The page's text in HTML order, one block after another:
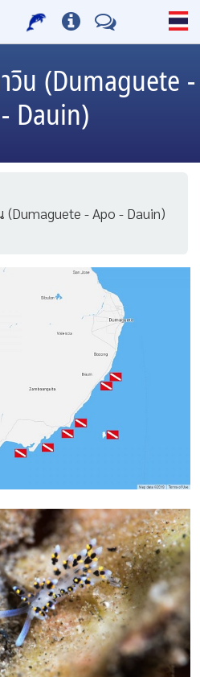
าวิน (Dumaguete -
Dauin)
(Dumaguete - Apo - Dauin)